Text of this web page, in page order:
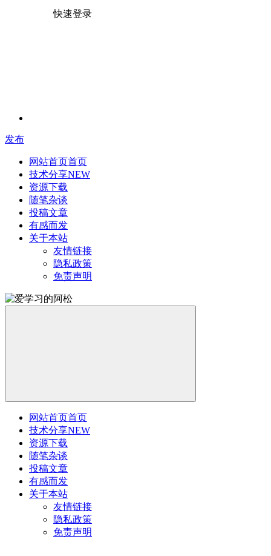
快速登录
发布
网站首页首页
技术分享NEW
资源下载
随笔杂谈
投稿文章
有感而发
关于本站
友情链接
隐私政策
免责声明
网站首页首页
技术分享NEW
资源下载
随笔杂谈
投稿文章
有感而发
关于本站
友情链接
隐私政策
免责声明